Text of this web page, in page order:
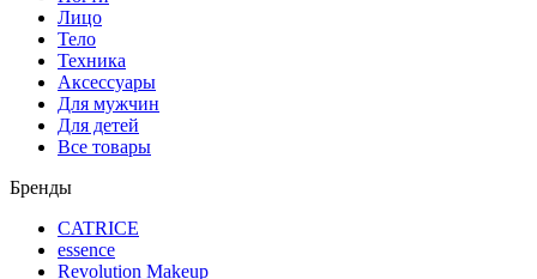
Лицо
Тело
Техника
Аксессуары
Для мужчин
Для детей
Все товары
Бренды
CATRICE
essence
Revolution Makeup